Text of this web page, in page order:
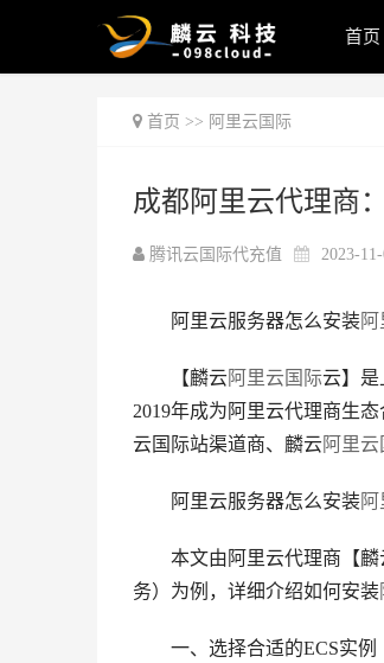
首页
首页 >> 阿里云国际
成都阿里云代理商
腾讯云国际代充值 2023-
阿里云服务器怎么安装
【麟云 阿里云国际云】是
2019年成为阿里云代理商生
云国际站渠道商、麟云 阿里
阿里云服务器怎么安装
本文由阿里云代理商【麟
务）为例，详细介绍如何安装
一、选择合适的ECS实例